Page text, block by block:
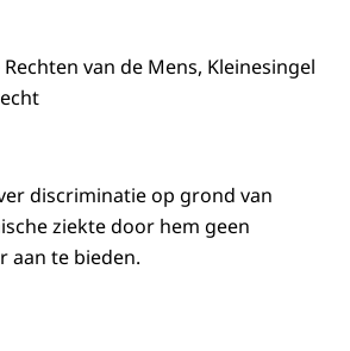
van de Mens, Kleinesingel
discriminatie op grond van
ziekte door hem geen
aan te bieden.